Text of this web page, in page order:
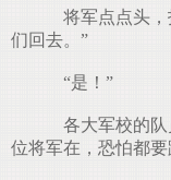
将军点点头，
们回去。”
“是！”
各大军校的队
位将军在，恐怕都要